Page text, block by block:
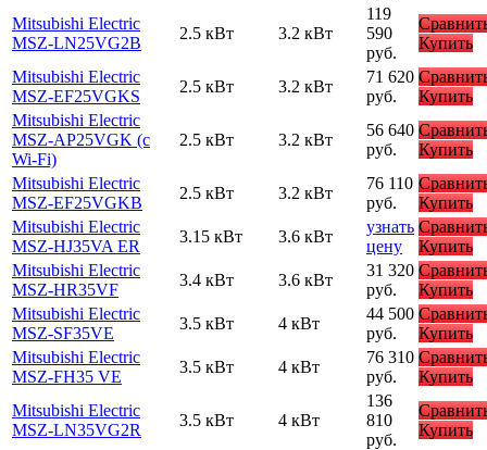
Mitsubishi Electric
MSZ-LN25VG2B
2.5 кВт 3.2 кВт
119
590
руб.
Купить
Mitsubishi Electric
MSZ-EF25VGKS
2.5 кВт 3.2 кВт
71 620
руб.
Купить
Mitsubishi Electric
MSZ-AP25VGK (с
Wi-Fi)
2.5 кВт 3.2 кВт
56 640
руб.
Купить
Mitsubishi Electric
MSZ-EF25VGKB
2.5 кВт 3.2 кВт
76 110
руб.
Купить
Mitsubishi Electric
MSZ-HJ35VA ER
3.15 кВт 3.6 кВт
узнать
цену
Купить
Mitsubishi Electric
MSZ-HR35VF
3.4 кВт 3.6 кВт
31 320
руб.
Купить
Mitsubishi Electric
MSZ-SF35VE
3.5 кВт 4 кВт
44 500
руб.
Купить
Mitsubishi Electric
MSZ-FH35 VE
3.5 кВт 4 кВт
76 310
руб.
Купить
Mitsubishi Electric
MSZ-LN35VG2R
3.5 кВт 4 кВт
136
810
руб.
Купить